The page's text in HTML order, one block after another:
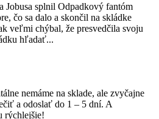
Jobusa splnil Odpadkový fantóm
čo sa dalo a skončil na skládke
veľmi chýbal, že presvedčila svoju
hľadať...
nemáme na sklade, ale zvyčajne
a odoslať do 1 – 5 dní. A
rýchlejšie!